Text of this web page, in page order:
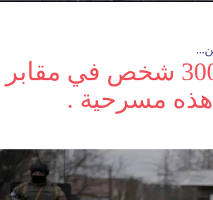
بوتشا دفن ما يقرب من 300 شخص في مقابر
مسرحية .